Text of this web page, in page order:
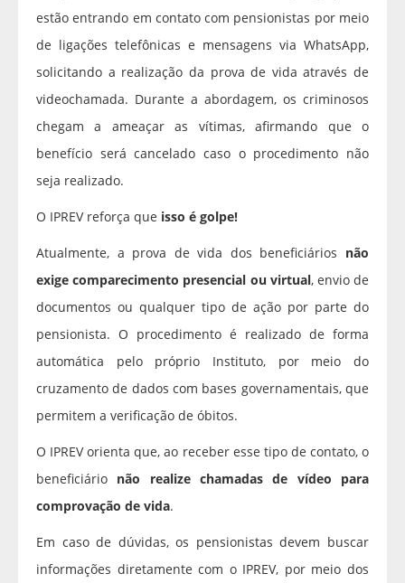
estão entrando em contato com pensionistas por meio
de ligações telefônicas e mensagens via WhatsApp,
solicitando a realização da prova de vida através de
videochamada. Durante a abordagem, os criminosos
chegam a ameaçar as vítimas, afirmando que o
benefício será cancelado caso o procedimento não
seja realizado.
O IPREV reforça que isso é golpe!
Atualmente, a prova de vida dos beneficiários não
exige comparecimento presencial ou virtual, envio de
documentos ou qualquer tipo de ação por parte do
pensionista. O procedimento é realizado de forma
automática pelo próprio Instituto, por meio do
cruzamento de dados com bases governamentais, que
permitem a verificação de óbitos.
O IPREV orienta que, ao receber esse tipo de contato, o
beneficiário não realize chamadas de vídeo para
comprovação de vida.
Em caso de dúvidas, os pensionistas devem buscar
informações diretamente com o IPREV, por meio dos